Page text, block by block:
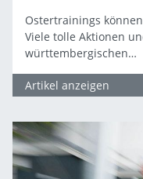
Ostertrainings
Viele tolle Aktionen
württembergischen…
Artikel anzeigen